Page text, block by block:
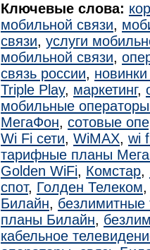
Ключевые слова:
мобильной связи,
связи, услуги
мобильной связи,
связь россии,
Triple Play, маркетинг,
мобильные
МегаФон, сотовые
Wi Fi сети, WiMAX, wi
тарифные планы
Golden WiFi, Комстар,
спот, Голден Телеком
Билайн,
планы Билайн,
кабельное